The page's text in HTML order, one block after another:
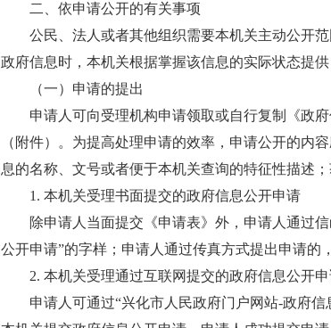
二、依申请公开的有关事项
公民、法人或者其他组织需要本机关主动公开
政府信息时，本机关根据掌握该信息的实际状态提
（一）申请的提出
申请人可向受理机构申请领取或自行复制《政
（附件）。为提高处理申请的效率，申请公开的内
息的名称、文号或者便于本机关查询的特征性描述；
1. 本机关受理书面提交的政府信息公开申请
除申请人当面提交《申请表》外，申请人通过
公开申请”的字样；申请人通过传真方式提出申请的
2. 本机关受理通过互联网提交的政府信息公开
申请人可通过“兴化市人民政府门户网站-政府